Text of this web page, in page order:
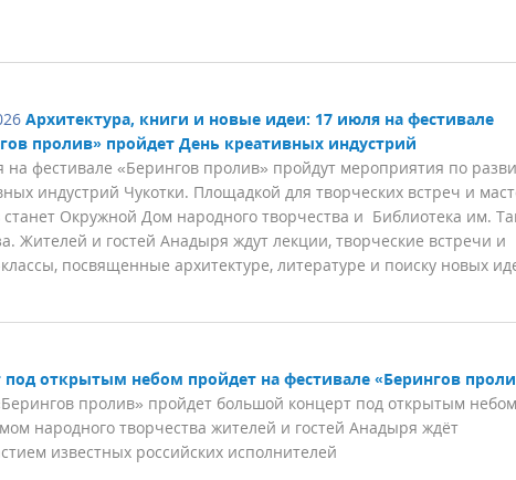
Архитектура, книги и новые идеи: 17 июля на фестивале
пролив» пройдет День креативных индустрий
на фестивале «Берингов пролив» пройдут мероприятия по
индустрий Чукотки. Площадкой для творческих встреч и
станет Окружной Дом народного творчества и Библиотека им.
Жителей и гостей Анадыря ждут лекции, творческие встречи и
посвященные архитектуре, литературе и поиску новых
открытым небом пройдет на фестивале «Берингов
пролив» пройдет большой концерт под открытым
народного творчества жителей и гостей Анадыря ждёт
известных российских исполнителей